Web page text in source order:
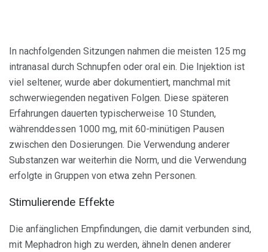
In nachfolgenden Sitzungen nahmen die meisten 125 mg
intranasal durch Schnupfen oder oral ein. Die Injektion ist
viel seltener, wurde aber dokumentiert, manchmal mit
schwerwiegenden negativen Folgen. Diese späteren
Erfahrungen dauerten typischerweise 10 Stunden,
währenddessen 1000 mg, mit 60-minütigen Pausen
zwischen den Dosierungen. Die Verwendung anderer
Substanzen war weiterhin die Norm, und die Verwendung
erfolgte in Gruppen von etwa zehn Personen.
Stimulierende Effekte
Die anfänglichen Empfindungen, die damit verbunden sind,
mit Mephadron high zu werden, ähneln denen anderer